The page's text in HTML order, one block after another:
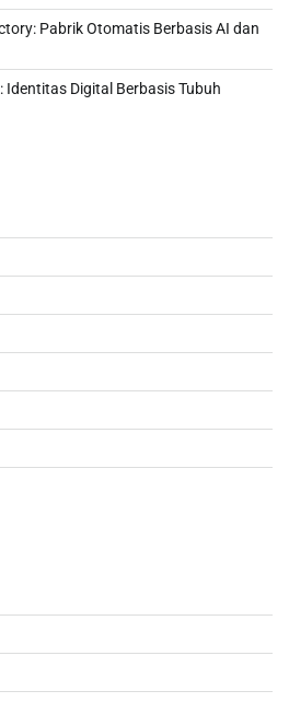
Pabrik Otomatis Berbasis AI dan
Identitas Digital Berbasis Tubuh